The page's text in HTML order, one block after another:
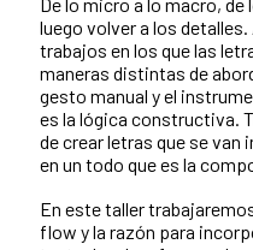
luego volver a los
trabajos en los que las
maneras distintas de
gesto manual y el
es la lógica constructiva.
de crear letras que se van
en un todo que es la
En este taller
flow y la razón para